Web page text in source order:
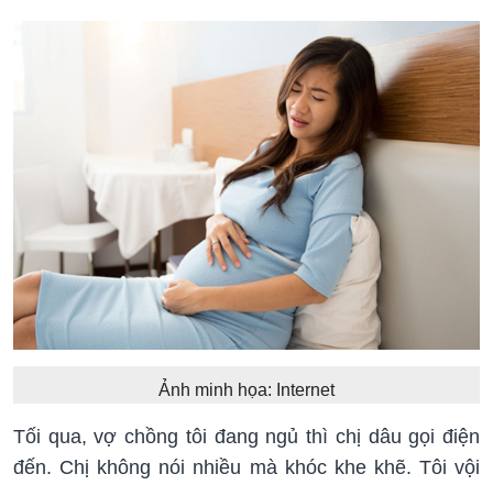
Ảnh minh họa: Internet
Tối qua, vợ chồng tôi đang ngủ thì chị dâu gọi điện
đến. Chị không nói nhiều mà khóc khe khẽ. Tôi vội